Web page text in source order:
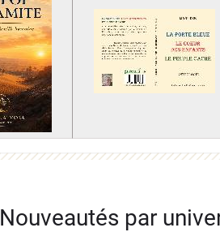
Nouveautés par